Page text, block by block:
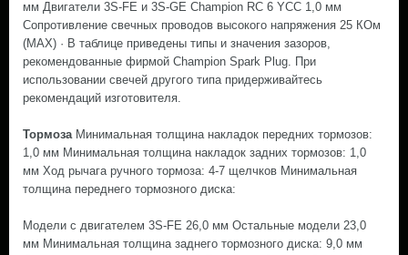
мм Двигатели 3S-FE и 3S-GE Champion RC 6 YCC 1,0 мм
Сопротивление свечных проводов высокого напряжения 25 КОм
(МАХ) · В таблице приведены типы и значения зазоров,
рекомендованные фирмой Champion Spark Plug. При
использовании свечей другого типа придерживайтесь
рекомендаций изготовителя.
Тормоза Минимальная толщина накладок передних тормозов:
1,0 мм Минимальная толщина накладок задних тормозов: 1,0
мм Ход рычага ручного тормоза: 4-7 щелчков Минимальная
толщина переднего тормозного диска:
Модели с двигателем 3S-FE 26,0 мм Остальные модели 23,0
мм Минимальная толщина заднего тормозного диска: 9,0 мм